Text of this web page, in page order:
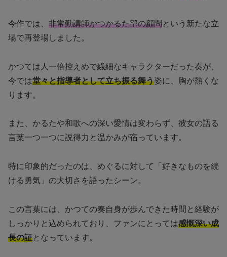
今作では、 非常勤講師かつかるた部の顧問という新たな立
場で再登場しました。
かつては人一倍控えめで繊細なキャラクターだった奏が、
今では堂々と指導者として立ち振る舞う姿に、胸が熱くな
ります。
また、かるたや和歌への深い愛情は変わらず、彼女の語る
言葉一つ一つに説得力と温かみが宿っています。
特に印象的だったのは、めぐるに対して「好きなものを続
ける勇気」の大切さを語ったシーン。
この言葉には、かつての奏自身が歩んできた時間と経験が
しっかりと込められており、ファンにとっては感慨深い成
長の証となっています。